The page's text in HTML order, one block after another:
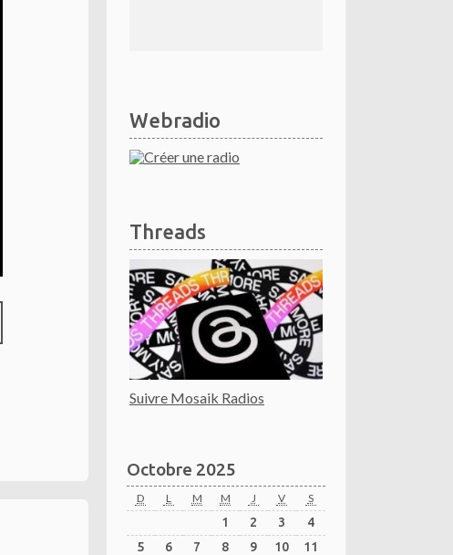
Webradio
Threads
Suivre Mosaik Radios
Octobre 2025
D L M M J V S
1 2 3
4
5
6 7 8 9 10
11